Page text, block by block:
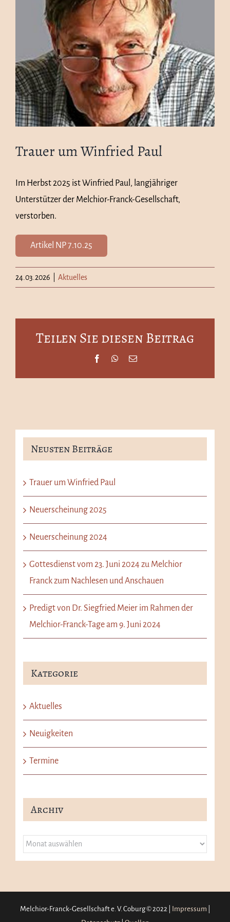
Trauer um Winfried Paul
Im Herbst 2025 ist Winfried Paul, langjähriger
Unterstützer der Melchior-Franck-Gesellschaft,
verstorben.
Artikel NP 7.10.25
24.03.2026 Aktuelles
Teilen Sie diesen Beitrag
FacebookWhatsApp
E-
Neusten Beiträge
Trauer um Winfried Paul
Neuerscheinung 2025
Neuerscheinung 2024
Gottesdienst vom 23. Juni 2024 zu Melchior
Franck zum Nachlesen und Anschauen
Predigt von Dr. Siegfried Meier im Rahmen der
Melchior-Franck-Tage am 9. Juni 2024
Kategorie
Aktuelles
Neuigkeiten
Termine
Archiv
Archiv
Melchior-Franck-Gesellschaft e. V. Coburg © 2022 | Impressum